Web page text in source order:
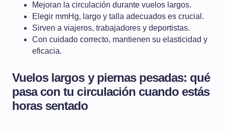
Mejoran la circulación durante vuelos largos.
Elegir mmHg, largo y talla adecuados es crucial.
Sirven a viajeros, trabajadores y deportistas.
Con cuidado correcto, mantienen su elasticidad y
eficacia.
Vuelos largos y piernas pesadas: qué
pasa con tu circulación cuando estás
horas sentado